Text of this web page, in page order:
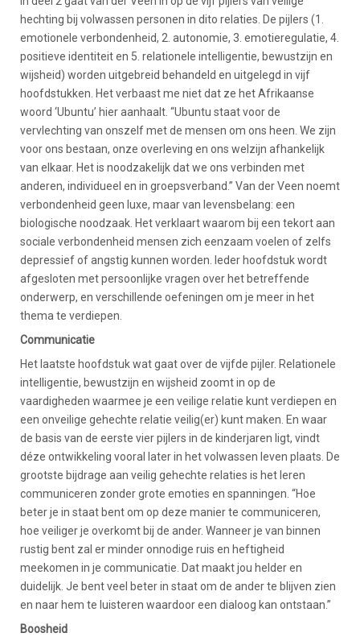
hechting bij volwassen personen in dito relaties. De pijlers (1.
emotionele verbondenheid, 2. autonomie, 3. emotieregulatie, 4.
positieve identiteit en 5. relationele intelligentie, bewustzijn en
wijsheid) worden uitgebreid behandeld en uitgelegd in vijf
hoofdstukken. Het verbaast me niet dat ze het Afrikaanse
woord ‘Ubuntu’ hier aanhaalt. “Ubuntu staat voor de
vervlechting van onszelf met de mensen om ons heen. We zijn
voor ons bestaan, onze overleving en ons welzijn afhankelijk
van elkaar. Het is noodzakelijk dat we ons verbinden met
anderen, individueel en in groepsverband.” Van der Veen noemt
verbondenheid geen luxe, maar van levensbelang: een
biologische noodzaak. Het verklaart waarom bij een tekort aan
sociale verbondenheid mensen zich eenzaam voelen of zelfs
depressief of angstig kunnen worden. Ieder hoofdstuk wordt
afgesloten met persoonlijke vragen over het betreffende
onderwerp, en verschillende oefeningen om je meer in het
thema te verdiepen.
Communicatie
Het laatste hoofdstuk wat gaat over de vijfde pijler. Relationele
intelligentie, bewustzijn en wijsheid zoomt in op de
vaardigheden waarmee je een veilige relatie kunt verdiepen en
een onveilige gehechte relatie veilig(er) kunt maken. En waar
de basis van de eerste vier pijlers in de kinderjaren ligt, vindt
déze ontwikkeling vooral later in het volwassen leven plaats. De
grootste bijdrage aan veilig gehechte relaties is het leren
communiceren zonder grote emoties en spanningen. “Hoe
beter je in staat bent om op deze manier te communiceren,
hoe veiliger je overkomt bij de ander. Wanneer je van binnen
rustig bent zal er minder onnodige ruis en heftigheid
meekomen in je communicatie. Dat maakt jou helder en
duidelijk. Je bent veel beter in staat om de ander te blijven zien
en naar hem te luisteren waardoor een dialoog kan ontstaan.”
Boosheid